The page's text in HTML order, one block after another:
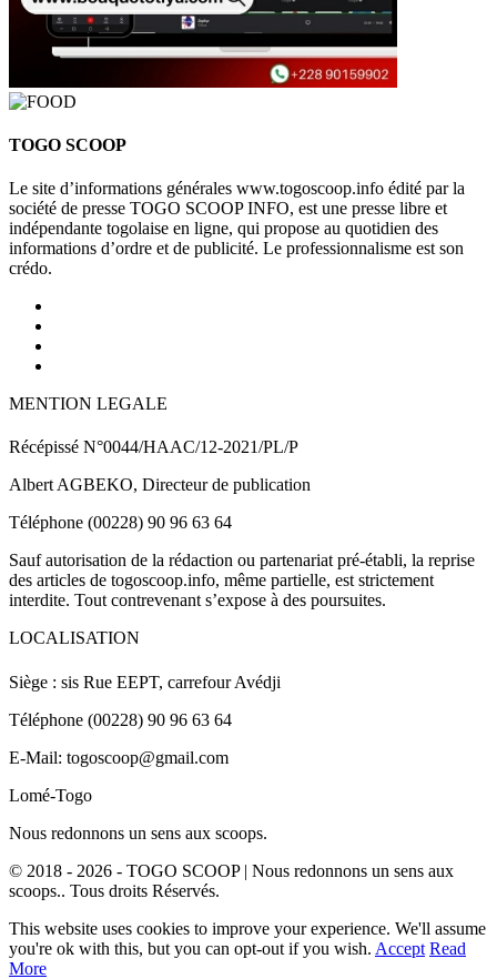
TOGO SCOOP
Le site d’informations générales www.togoscoop.info édité par la
société de presse TOGO SCOOP INFO, est une presse libre et
indépendante togolaise en ligne, qui propose au quotidien des
informations d’ordre et de publicité. Le professionnalisme est son
crédo.
MENTION LEGALE
Récépissé N°0044/HAAC/12-2021/PL/P
Albert AGBEKO, Directeur de publication
Téléphone (00228) 90 96 63 64
Sauf autorisation de la rédaction ou partenariat pré-établi, la reprise
des articles de togoscoop.info, même partielle, est strictement
interdite. Tout contrevenant s’expose à des poursuites.
LOCALISATION
Siège : sis Rue EEPT, carrefour Avédji
Téléphone (00228) 90 96 63 64
E-Mail: togoscoop@gmail.com
Lomé-Togo
Nous redonnons un sens aux scoops.
© 2018 - 2026 - TOGO SCOOP | Nous redonnons un sens aux
scoops.. Tous droits Réservés.
This website uses cookies to improve your experience. We'll assume
you're ok with this, but you can opt-out if you wish. Accept Read
More